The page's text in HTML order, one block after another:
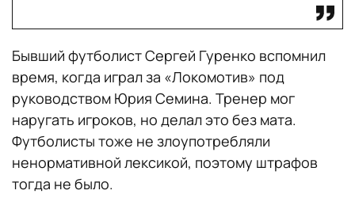
Бывший футболист Сергей Гуренко вспомнил
время, когда играл за «Локомотив» под
руководством Юрия Семина. Тренер мог
наругать игроков, но делал это без мата.
Футболисты тоже не злоупотребляли
ненормативной лексикой, поэтому штрафов
тогда не было.